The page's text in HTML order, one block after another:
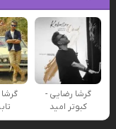
گرشا رضایی -
کبوتر امید